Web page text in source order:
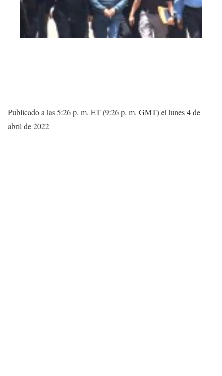
Publicado a las 5:26 p. m. ET (9:26 p. m. GMT) el lunes 4 de
abril de 2022